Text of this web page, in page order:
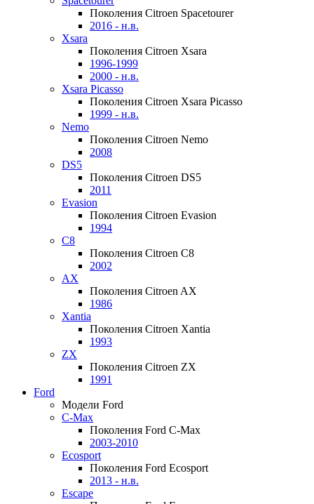
Поколения Citroen Spacetourer
2016 - н.в.
Xsara
Поколения Citroen Xsara
1996-1999
2000 - н.в.
Xsara Picasso
Поколения Citroen Xsara Picasso
1999 - н.в.
Nemo
Поколения Citroen Nemo
2008
DS5
Поколения Citroen DS5
2011
Evasion
Поколения Citroen Evasion
1994
C8
Поколения Citroen C8
2002
AX
Поколения Citroen AX
1986
Xantia
Поколения Citroen Xantia
1993
ZX
Поколения Citroen ZX
1991
Ford
Модели Ford
C-Max
Поколения Ford C-Max
2003-2010
Ecosport
Поколения Ford Ecosport
2013 - н.в.
Escape